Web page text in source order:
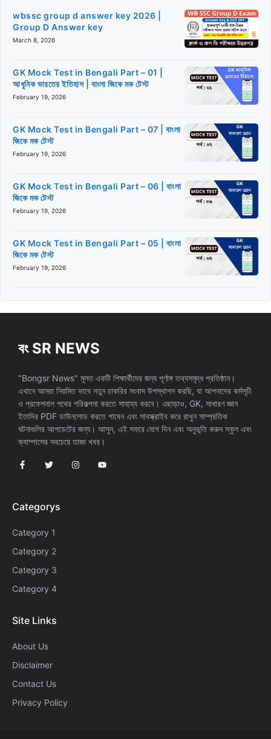
wbssc group d answer key 2026 |
Group D Answer key
March 8, 2026
GK Mock Test in Bengali Part – 01 |
আধুনিক ভারতের ইতিহাস | বাংলা জিকে মক টেস্ট
February 19, 2026
GK Mock Test in Bengali Part – 07 | বাংলা
জিকে মক টেস্ট
February 19, 2026
GK Mock Test in Bengali Part – 06 | বাংলা
জিকে মক টেস্ট
February 19, 2026
GK Mock Test in Bengali Part – 05 | বাংলা
জিকে মক টেস্ট
February 19, 2026
বং SR NEWS
"Bongsr News" মূলত একটি শিক্ষার্থীদের জন্য পূর্ণাঙ্গ তথ্যসমৃদ্ধ প্রতিষ্ঠান।
এখানে আমরা নিয়মিত ভাবে নতুন চাকরির সংবাদ উপস্থাপন করছি, যা আপনাদের কর্মসূচী
ও প্রফেশনাল পথের পরিকল্পনা করতে সাহায্য করবে। এছাড়াও, GK, সাধারণ জ্ঞান
ইতাদির PDF ডাউনলোড করতে পাবেন এবং সাবস্ক্রাইব করে রাখুন সাম্প্রতিক
ঘটনাগুলির আপডেটের জন্য। আসুন, এই সফরে যোগ দিন এবং অনুভূতি করুন স্কুল এবং
ক্যাম্পাসের সবচেয়ে তাজা খবর।
Categorys
Category 1
Category 2
Category 3
Category 4
Site Links
About Us
Disclaimer
Contact Us
Privacy Policy